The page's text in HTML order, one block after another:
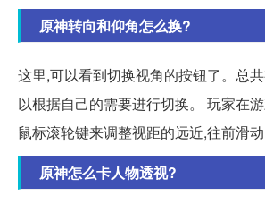
原神转向和仰角怎么换?
这里,可以看到切换视角的按钮了。总
以根据自己的需要进行切换。 玩家在
鼠标滚轮键来调整视距的远近,往前滑动
原神怎么卡人物透视?